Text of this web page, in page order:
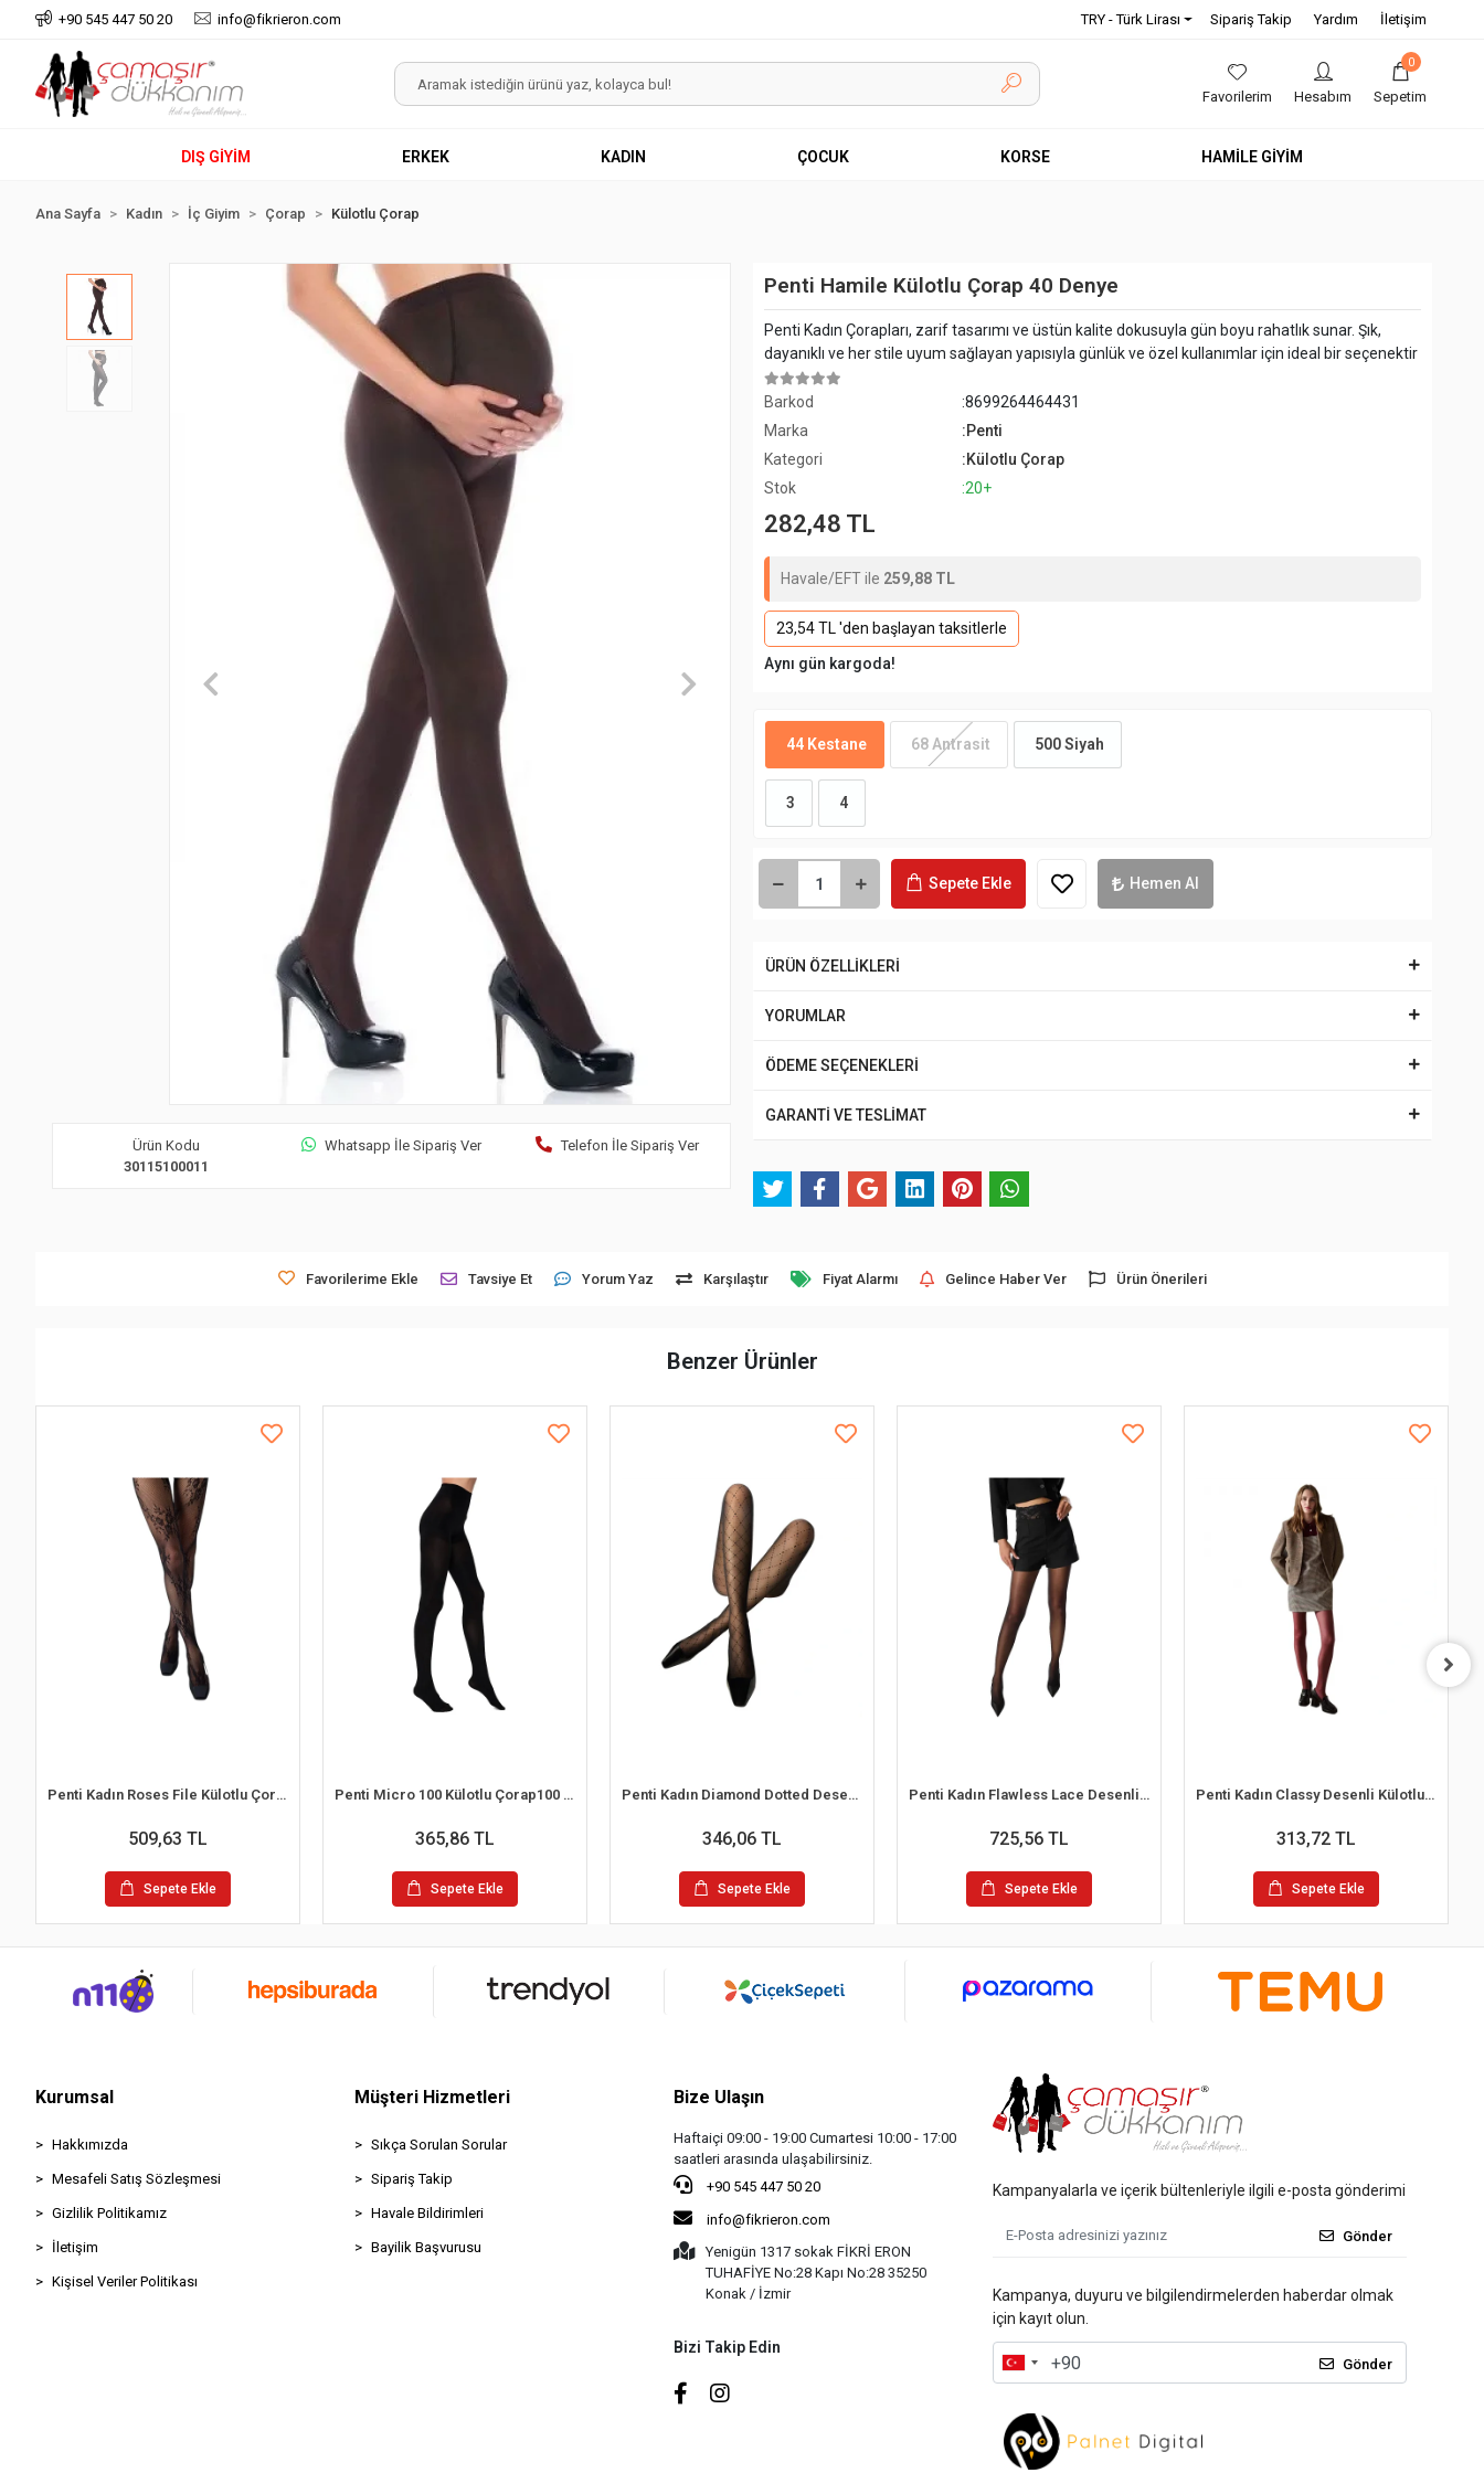
+90 545 447 50 20 info@fikrieron.com TRY - Türk Lirası Sipariş Takip Yardım İletişim
Favorilerim Hesabım
0
Sepetim
DIŞ GİYİM ERKEK KADIN ÇOCUK KORSE HAMİLE GİYİM
Ana Sayfa Kadın İç Giyim Çorap Külotlu Çorap
Ürün Kodu
30115100011
Whatsapp İle Sipariş Ver Telefon İle Sipariş Ver
Penti Hamile Külotlu Çorap 40 Denye
Penti Kadın Çorapları, zarif tasarımı ve üstün kalite dokusuyla gün boyu rahatlık sunar. Şık,
dayanıklı ve her stile uyum sağlayan yapısıyla günlük ve özel kullanımlar için ideal bir seçenektir
Barkod
:8699264464431
Marka
:Penti
Kategori
:Külotlu Çorap
Stok
:20+
282,48 TL
Havale/EFT ile 259,88 TL
23,54 TL 'den başlayan taksitlerle
Aynı gün kargoda!
44 Kestane 68 Antrasit 500 Siyah
3 4
Sepete Ekle Hemen Al
ÜRÜN ÖZELLİKLERİ
YORUMLAR
ÖDEME SEÇENEKLERİ
GARANTİ VE TESLİMAT
Favorilerime Ekle Tavsiye Et Yorum Yaz Karşılaştır Fiyat Alarmı Gelince Haber Ver Ürün Önerileri
Benzer Ürünler
Penti Kadın Roses File Külotlu Çorap
509,63 TL
Sepete Ekle
Penti Micro 100 Külotlu Çorap100 Denye
365,86 TL
Sepete Ekle
Penti Kadın Diamond Dotted Desenli Külotlu Çorap
346,06 TL
Sepete Ekle
Penti Kadın Flawless Lace Desenli Külotlu Çorap
725,56 TL
Sepete Ekle
Penti Kadın Classy Desenli Külotlu Çorap
313,72 TL
Sepete Ekle
Kurumsal
Hakkımızda
Mesafeli Satış Sözleşmesi
Gizlilik Politikamız
İletişim
Kişisel Veriler Politikası
Müşteri Hizmetleri
Sıkça Sorulan Sorular
Sipariş Takip
Havale Bildirimleri
Bayilik Başvurusu
Bize Ulaşın
Haftaiçi 09:00 - 19:00 Cumartesi 10:00 - 17:00
saatleri arasında ulaşabilirsiniz.
+90 545 447 50 20
info@fikrieron.com
Yenigün 1317 sokak FİKRİ ERON
TUHAFİYE No:28 Kapı No:28 35250
Konak / İzmir
Bizi Takip Edin
Kampanyalarla ve içerik bültenleriyle ilgili e-posta gönderimi
Gönder
Kampanya, duyuru ve bilgilendirmelerden haberdar olmak
için kayıt olun.
Gönder